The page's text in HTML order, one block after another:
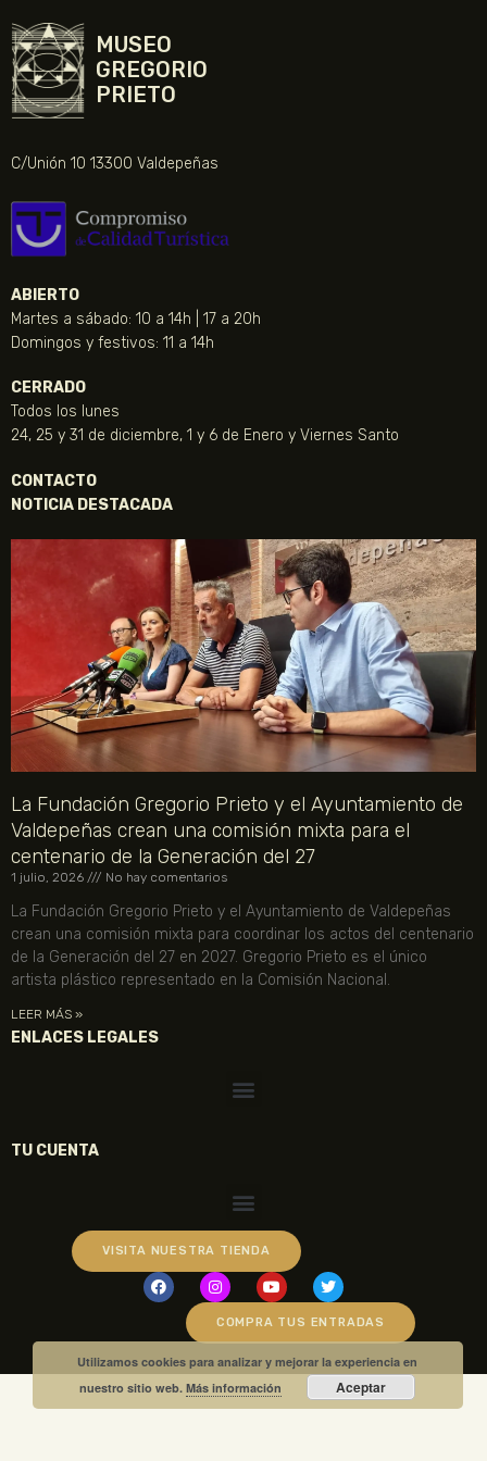
MUSEO
GREGORIO
PRIETO
C/Unión 10 13300 Valdepeñas
ABIERTO
Martes a sábado: 10 a 14h | 17 a 20h
Domingos y festivos: 11 a 14h
CERRADO
Todos los lunes
24, 25 y 31 de diciembre, 1 y 6 de Enero y Viernes Santo
CONTACTO
NOTICIA DESTACADA
La Fundación Gregorio Prieto y el Ayuntamiento de
Valdepeñas crean una comisión mixta para el
centenario de la Generación del 27
1 julio, 2026 No hay comentarios
La Fundación Gregorio Prieto y el Ayuntamiento de Valdepeñas
crean una comisión mixta para coordinar los actos del centenario
de la Generación del 27 en 2027. Gregorio Prieto es el único
artista plástico representado en la Comisión Nacional.
LEER MÁS »
ENLACES LEGALES
TU CUENTA
VISITA NUESTRA TIENDA
COMPRA TUS ENTRADAS
Utilizamos cookies para analizar y mejorar la experiencia en
nuestro sitio web.Más información Aceptar